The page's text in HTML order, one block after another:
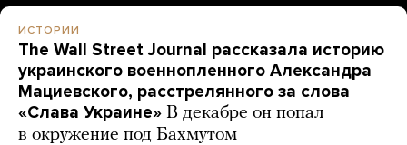
ИСТОРИИ
The Wall Street Journal рассказала историю
украинского военнопленного Александра
Мациевского, расстрелянного за слова
«Слава Украине» В декабре он попал
в окружение под Бахмутом